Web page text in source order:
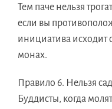
Тем паче нельзя
если вы
инициатива исходит
монах.
Правило 6. Нельзя
Буддисты, когда